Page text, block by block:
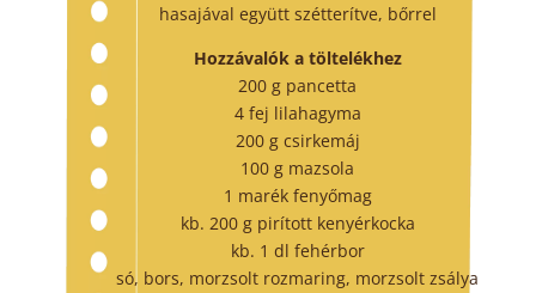
hasajával együtt szétterítve, bőrrel
Hozzávalók a töltelékhez
200 g pancetta
4 fej lilahagyma
200 g csirkemáj
100 g mazsola
1 marék fenyőmag
kb. 200 g pirított kenyérkocka
kb. 1 dl fehérbor
só, bors, morzsolt rozmaring, morzsolt zsálya